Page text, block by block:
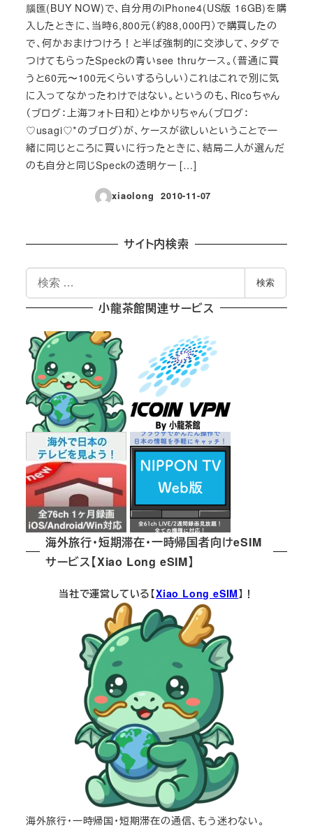
腦匯(BUY NOW)で、自分用のiPhone4(US版 16GB)を購
入したときに、当時6,800元（約88,000円）で購買したの
で、何かおまけつけろ！と半ば強制的に交渉して、タダで
つけてもらったSpeckの青いsee thruケース。（普通に買
うと60元〜100元くらいするらしい）これはこれで別に気
に入ってなかったわけではない。というのも、Ricoちゃん
（ブログ：上海フォト日和）とゆかりちゃん（ブログ：
♡usagi♡*のブログ）が、ケースが欲しいということで一
緒に同じところに買いに行ったときに、結局二人が選んだ
のも自分と同じSpeckの透明ケー […]
xiaolong
投稿日
2010-11-07
サイト内検索
検
索
検索
小龍茶館関連サービス
海外旅行・短期滞在・一時帰国者向けeSIM
サービス【Xiao Long eSIM】
当社で運営している【Xiao Long eSIM】！
海外旅行・一時帰国・短期滞在の通信、もう迷わない。